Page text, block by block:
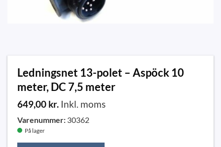
Ledningsnet 13-polet – Aspöck 10
meter, DC 7,5 meter
649,00 kr. Inkl. moms
Varenummer: 30362
På lager